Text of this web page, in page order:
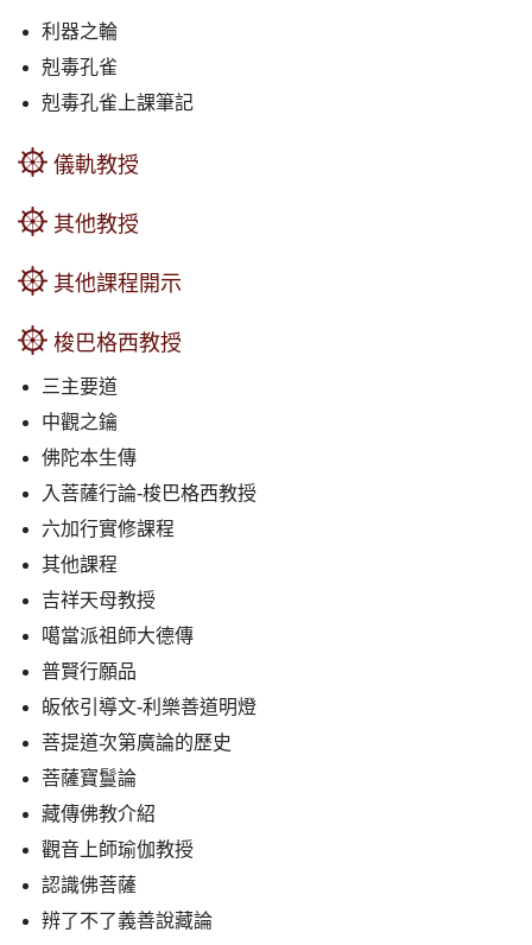
利器之輪
剋毒孔雀
剋毒孔雀上課筆記
儀軌教授
其他教授
其他課程開示
梭巴格西教授
三主要道
中觀之鑰
佛陀本生傳
入菩薩行論-梭巴格西教授
六加行實修課程
其他課程
吉祥天母教授
噶當派祖師大德傳
普賢行願品
皈依引導文-利樂善道明燈
菩提道次第廣論的歷史
菩薩寶鬘論
藏傳佛教介紹
觀音上師瑜伽教授
認識佛菩薩
辨了不了義善說藏論